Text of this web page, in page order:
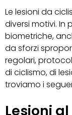
Le lesioni da
diversi motivi. In
biometriche,
da sforzi
regolari,
di ciclismo, di
troviamo i
Lesioni